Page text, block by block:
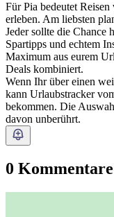
Für Pia bedeutet
erleben. Am liebsten
Jeder sollte die Chance
Spartipps und echtem
Maximum aus eurem
Deals kombiniert.
Wenn Ihr über einen
kann Urlaubstracker
bekommen. Die
davon unberührt.
0 Kommentare